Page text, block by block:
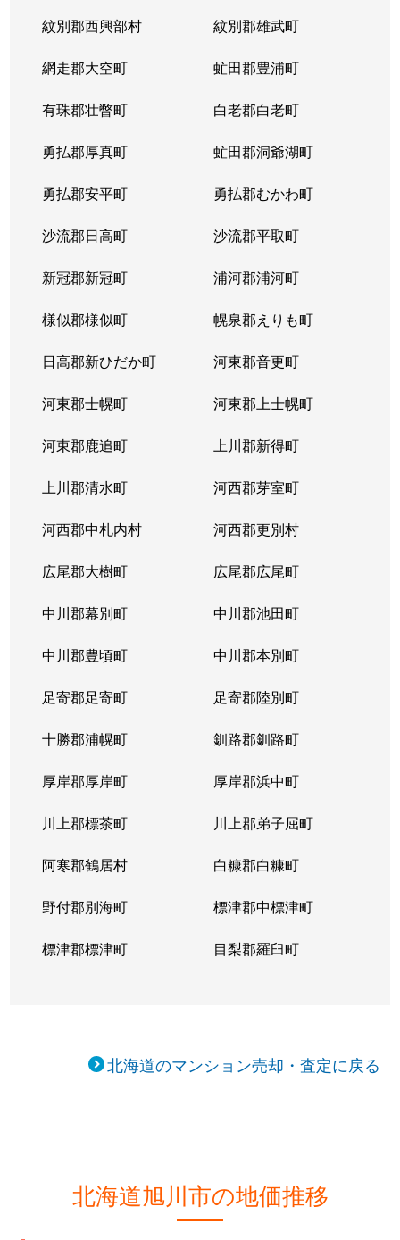
紋別郡西興部村 紋別郡雄武町
網走郡大空町 虻田郡豊浦町
有珠郡壮瞥町 白老郡白老町
勇払郡厚真町 虻田郡洞爺湖町
勇払郡安平町 勇払郡むかわ町
沙流郡日高町 沙流郡平取町
新冠郡新冠町 浦河郡浦河町
様似郡様似町 幌泉郡えりも町
日高郡新ひだか町 河東郡音更町
河東郡士幌町 河東郡上士幌町
河東郡鹿追町 上川郡新得町
上川郡清水町 河西郡芽室町
河西郡中札内村 河西郡更別村
広尾郡大樹町 広尾郡広尾町
中川郡幕別町 中川郡池田町
中川郡豊頃町 中川郡本別町
足寄郡足寄町 足寄郡陸別町
十勝郡浦幌町 釧路郡釧路町
厚岸郡厚岸町 厚岸郡浜中町
川上郡標茶町 川上郡弟子屈町
阿寒郡鶴居村 白糠郡白糠町
野付郡別海町 標津郡中標津町
標津郡標津町 目梨郡羅臼町
北海道のマンション売却・査定に戻る
北海道旭川市の地価推移